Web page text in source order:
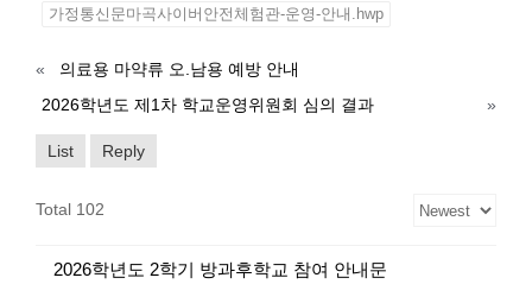
가정통신문마곡사이버안전체험관-운영-안내.hwp
«
의료용 마약류 오.남용 예방 안내
2026학년도 제1차 학교운영위원회 심의 결과
»
List Reply
Total 102
2026학년도 2학기 방과후학교 참여 안내문